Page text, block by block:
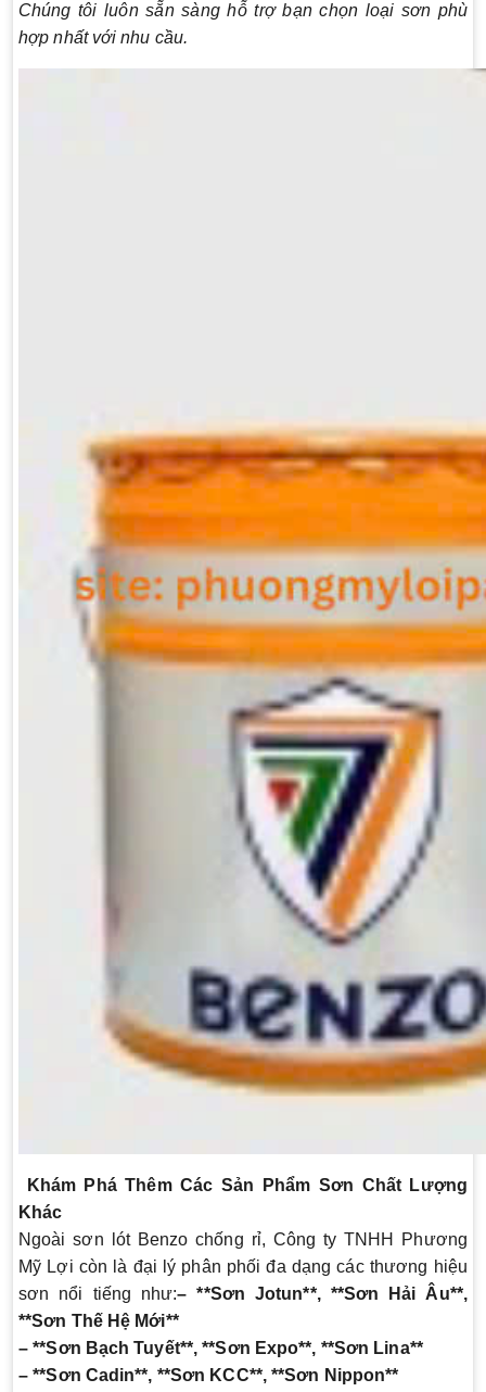
Chúng tôi luôn sẵn sàng hỗ trợ bạn chọn loại sơn phù
hợp nhất với nhu cầu.
Khám Phá Thêm Các Sản Phẩm Sơn Chất Lượng
Khác
Ngoài sơn lót Benzo chống rỉ, Công ty TNHH Phương
Mỹ Lợi còn là đại lý phân phối đa dạng các thương hiệu
sơn nổi tiếng như:– **Sơn Jotun**, **Sơn Hải Âu**,
**Sơn Thế Hệ Mới**
– **Sơn Bạch Tuyết**, **Sơn Expo**, **Sơn Lina**
– **Sơn Cadin**, **Sơn KCC**, **Sơn Nippon**